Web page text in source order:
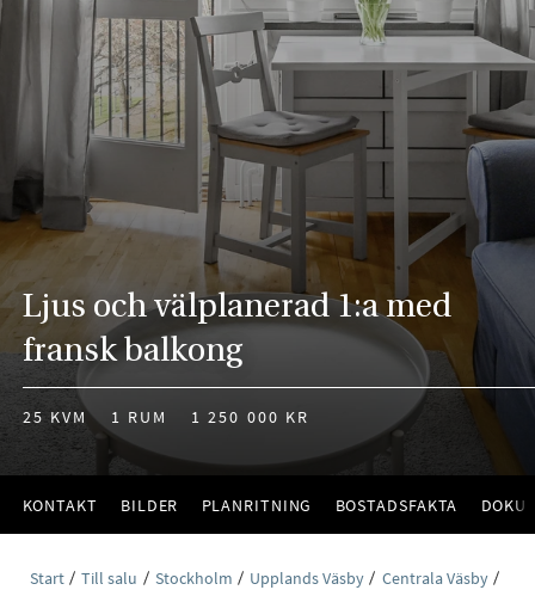
Ljus och välplanerad 1:a med
fransk balkong
25 KVM 1 RUM 1 250 000 KR
KONTAKT BILDER PLANRITNING BOSTADSFAKTA
Start Till salu Stockholm Upplands Väsby
Centrala Väsby